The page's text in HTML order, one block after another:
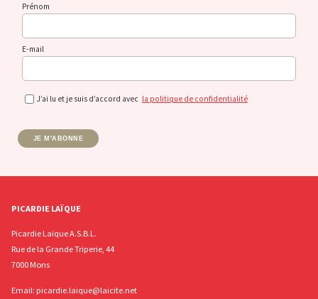
Prénom
E-mail
J’ai lu et je suis d’accord avec la politique de confidentialité
JE M'ABONNE
PICARDIE LAÏQUE
Picardie Laïque A.S.B.L.
Rue de la Grande Triperie, 44
7000 Mons
Email: picardie.laique@laicite.net